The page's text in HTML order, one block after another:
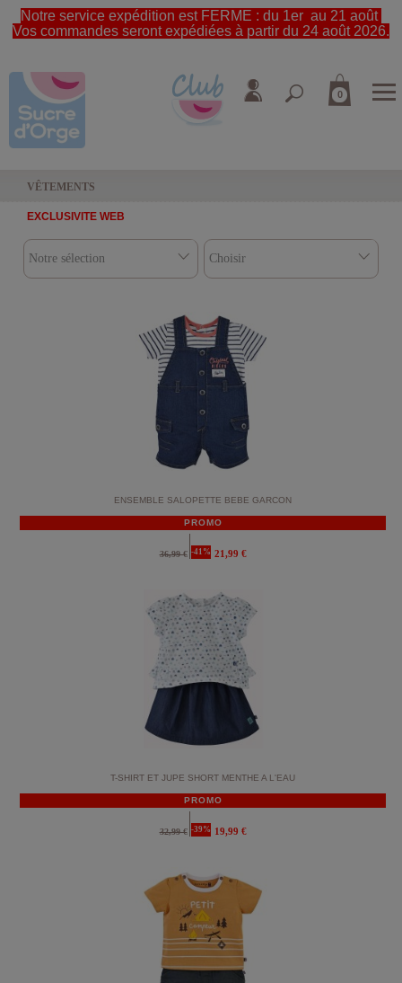
Notre service expédition est FERME : du 1er au 21 août
Vos commandes seront expédiées à partir du 24 août 2026.
0
VÊTEMENTS
EXCLUSIVITE WEB
ENSEMBLE SALOPETTE BEBE GARCON
PROMO
36,99 € -41% 21,99 €
T-SHIRT ET JUPE SHORT MENTHE A L'EAU
PROMO
32,99 € -39% 19,99 €